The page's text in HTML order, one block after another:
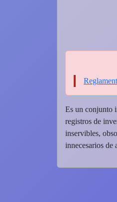
Es un conjunto
registros de
inservibles,
innecesarios de